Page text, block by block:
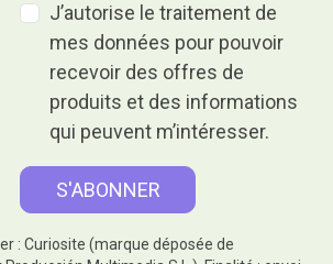
J’autorise le traitement de
mes données pour pouvoir
recevoir des offres de
produits et des informations
qui peuvent m’intéresser.
: Curiosite (marque déposée de